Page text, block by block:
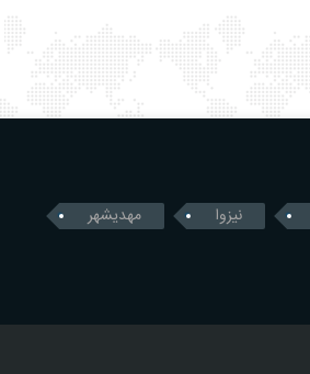
نیزوا مهدیشهر